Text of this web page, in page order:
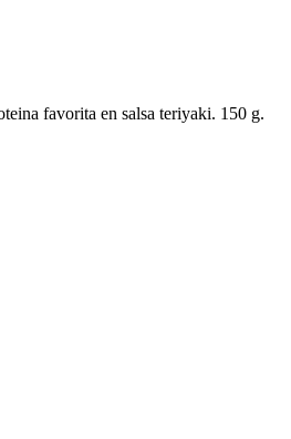
favorita en salsa teriyaki. 150 g.